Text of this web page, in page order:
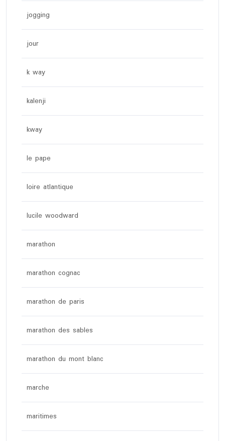
jogging
jour
k way
kalenji
kway
le pape
loire atlantique
lucile woodward
marathon
marathon cognac
marathon de paris
marathon des sables
marathon du mont blanc
marche
maritimes